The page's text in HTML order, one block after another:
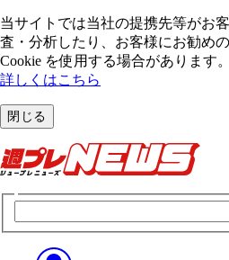
当サイトでは当社の提携先等がお
査・分析したり、お客様にお勧め
Cookie を使⽤する場合があります。
詳しくはこちら
閉じる